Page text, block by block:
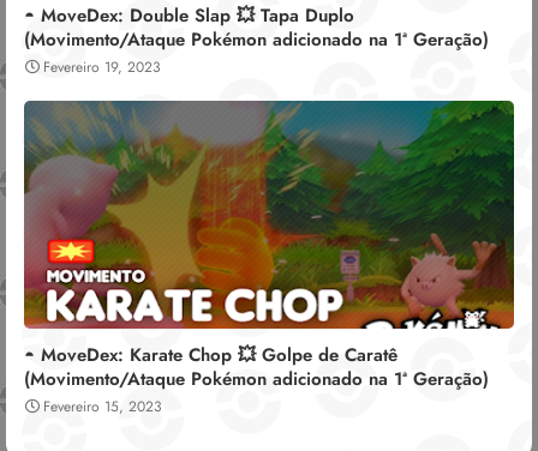
◓ MoveDex: Double Slap 💥 Tapa Duplo
(Movimento/Ataque Pokémon adicionado na 1ª Geração)
Fevereiro 19, 2023
◓ MoveDex: Karate Chop 💥 Golpe de Caratê
(Movimento/Ataque Pokémon adicionado na 1ª Geração)
Fevereiro 15, 2023